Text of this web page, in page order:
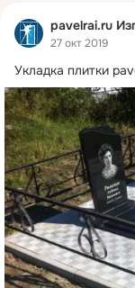
pavelrai.ru
27 окт 2019
Укладка плитки